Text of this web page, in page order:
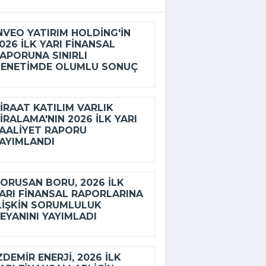
YATIRIM HOLDING'IN
ILK YARI FINANSAL
SINIRLI
OLUMLU SONUÇ
KATILIM VARLIK
2026 ILK YARI
RAPORU
BORU, 2026 ILK
FINANSAL RAPORLARINA
SORUMLULUK
YAYIMLADI
ENERJI, 2026 ILK